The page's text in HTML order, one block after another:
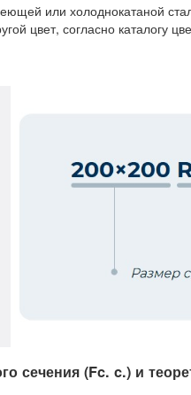
или холоднокатаной
цвет, согласно каталогу
(Fc. c.) и